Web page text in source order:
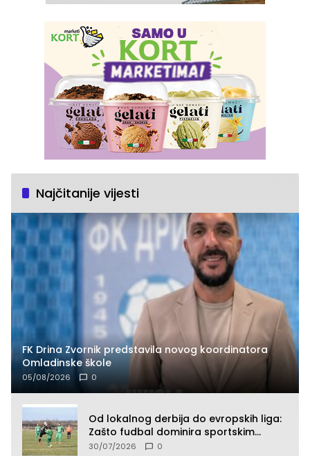
Najčitanije vijesti
FK Drina Zvornik predstavila novog koordinatora
Omladinske škole
05/08/2026 0
Od lokalnog derbija do evropskih liga:
Zašto fudbal dominira sportskim
klađenjem
30/07/2026 0